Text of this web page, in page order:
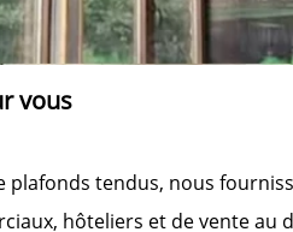
vous
tendus, nous
hôteliers et de vente au